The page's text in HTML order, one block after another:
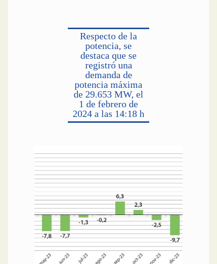
Respecto de la
potencia, se
destaca que se
registró una
demanda de
potencia máxima
de 29.653 MW, el
1 de febrero de
2024 a las 14:18 h